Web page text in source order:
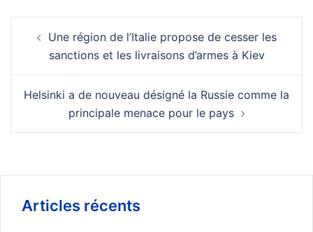
d’articleUne région de l’Italie propose de cesser les
sanctions et les livraisons d’armes à Kiev
Helsinki a de nouveau désigné la Russie comme la
principale menace pour le pays
Articles récents